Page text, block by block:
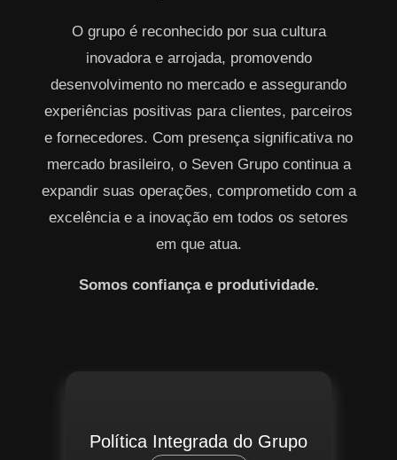
O grupo é reconhecido por sua cultura
inovadora e arrojada, promovendo
desenvolvimento no mercado e assegurando
experiências positivas para clientes, parceiros
e fornecedores. Com presença significativa no
mercado brasileiro, o Seven Grupo continua a
expandir suas operações, comprometido com a
excelência e a inovação em todos os setores
em que atua.
Somos confiança e produtividade.
Política Integrada do Grupo